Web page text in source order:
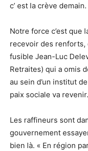
c’ est la crève demain.
Notre force c’est que
recevoir des renforts,
fusible Jean-Luc
Retraites) qui a omis
au sein d’un institut
paix sociale va revenir.
Les raffineurs sont
gouvernement
bien là. « En région